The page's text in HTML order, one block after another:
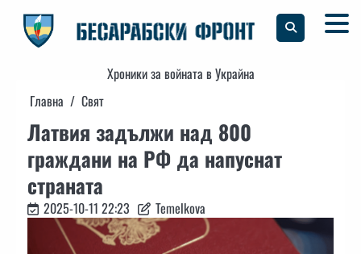
content
Хроники за войната в Украйна
Главна
Свят
Латвия задължи над 800
граждани на РФ да напуснат
страната
2025-10-11 22:23 Temelkova